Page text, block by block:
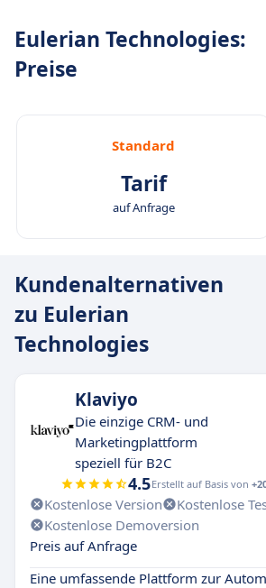
Eulerian Technologies:
Preise
Standard
Tarif
auf Anfrage
Kundenalternativen
zu Eulerian
Technologies
Klaviyo
Die einzige CRM- und
Marketingplattform
speziell für B2C
4.5Erstellt auf Basis von
Kostenlose Version
Kostenlose
Kostenlose Demoversion
Preis auf Anfrage
Eine umfassende Plattform zur